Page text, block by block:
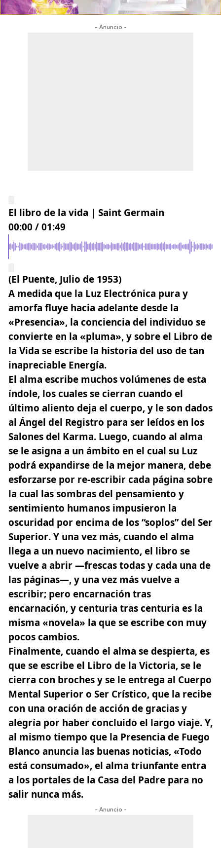
- Anuncio -
El libro de la vida | Saint Germain
00:00 /01:49
(El Puente, Julio de 1953)
A medida que la Luz Electrónica pura y
amorfa fluye hacia adelante desde la
«Presencia», la conciencia del individuo se
convierte en la «pluma», y sobre el Libro de
la Vida se escribe la historia del uso de tan
inapreciable Energía.
El alma escribe muchos volúmenes de esta
índole, los cuales se cierran cuando el
último aliento deja el cuerpo, y le son dados
al Ángel del Registro para ser leídos en los
Salones del Karma. Luego, cuando al alma
se le asigna a un ámbito en el cual su Luz
podrá expandirse de la mejor manera, debe
esforzarse por re-escribir cada página sobre
la cual las sombras del pensamiento y
sentimiento humanos impusieron la
oscuridad por encima de los “soplos” del Ser
Superior. Y una vez más, cuando el alma
llega a un nuevo nacimiento, el libro se
vuelve a abrir —frescas todas y cada una de
las páginas—, y una vez más vuelve a
escribir; pero encarnación tras
encarnación, y centuria tras centuria es la
misma «novela» la que se escribe con muy
pocos cambios.
Finalmente, cuando el alma se despierta, es
que se escribe el Libro de la Victoria, se le
cierra con broches y se le entrega al Cuerpo
Mental Superior o Ser Crístico, que la recibe
con una oración de acción de gracias y
alegría por haber concluido el largo viaje. Y,
al mismo tiempo que la Presencia de Fuego
Blanco anuncia las buenas noticias, «Todo
está consumado», el alma triunfante entra
a los portales de la Casa del Padre para no
salir nunca más.
- Anuncio -